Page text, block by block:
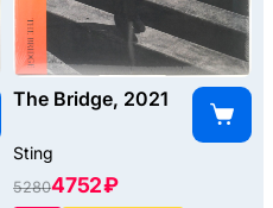
The Bridge, 2021
Sting
52804752 ₽